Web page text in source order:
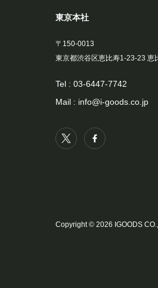
東京本社
〒150-0013
東京都渋谷区恵比寿1-23-23 恵
Tel :03-6447-7742
Mail : info@i-goods.co.jp
Copyright © 2026 IGOODS